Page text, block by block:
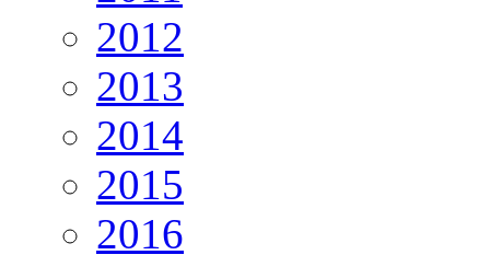
2012
2013
2014
2015
2016